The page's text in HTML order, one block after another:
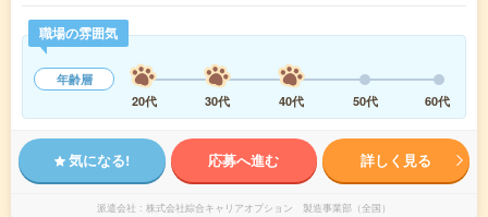
職場の雰囲気
年齢層
20代
30代 40代 50代 60代
気になる! 応募へ進む 詳しく見る
派遣会社 株式会社綜合キャリアオプション 製造事業部（全国）